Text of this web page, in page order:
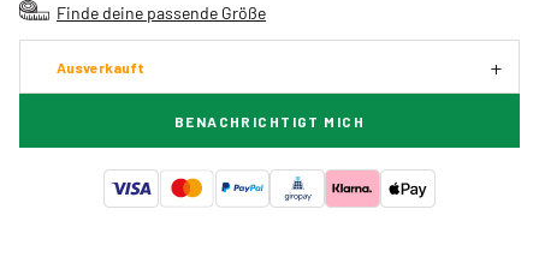
Finde deine passende Größe
Ausverkauft
BENACHRICHTIGT MICH